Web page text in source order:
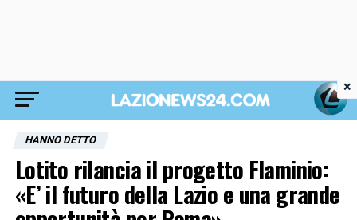
HANNO DETTO
Lotito rilancia il progetto Flaminio:
«E’ il futuro della Lazio e una grande
×